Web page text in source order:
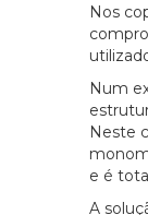
Nos
Num
Neste
e é
A